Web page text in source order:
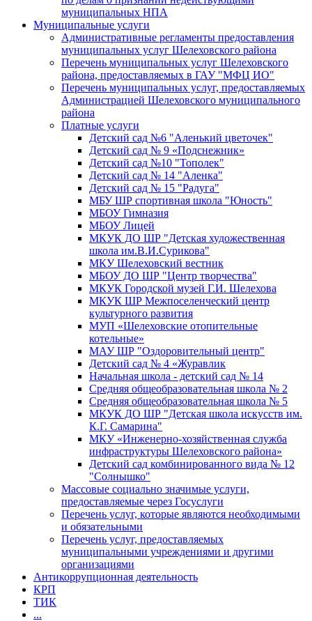
муниципальных НПА
Муниципальные услуги
Административные регламенты предоставления
муниципальных услуг Шелеховского района
Перечень муниципальных услуг Шелеховского
района, предоставляемых в ГАУ "МФЦ ИО"
Перечень муниципальных услуг, предоставляемых
Администрацией Шелеховского муниципального
района
Платные услуги
Детский сад №6 "Аленький цветочек"
Детский сад № 9 «Подснежник»
Детский сад №10 "Тополек"
Детский сад № 14 "Аленка"
Детский сад № 15 "Радуга"
МБУ ШР спортивная школа "Юность"
МБОУ Гимназия
МБОУ Лицей
МКУК ДО ШР "Детская художественная
школа им.В.И.Сурикова"
МКУ Шелеховский вестник
МБОУ ДО ШР "Центр творчества"
МКУК Городской музей Г.И. Шелехова
МКУК ШР Межпоселенческий центр
культурного развития
МУП «Шелеховские отопительные
котельные»
МАУ ШР "Оздоровительный центр"
Детский сад № 4 «Журавлик
Начальная школа - детский сад № 14
Средняя общеобразовательная школа № 2
Средняя общеобразовательная школа № 5
МКУК ДО ШР "Детская школа искусств им.
К.Г. Самарина"
МКУ «Инженерно-хозяйственная служба
инфраструктуры Шелеховского района»
Детский сад комбинированного вида № 12
"Солнышко"
Массовые социально значимые услуги,
предоставляемые через Госуслуги
Перечень услуг, которые являются необходимыми
и обязательными
Перечень услуг, предоставляемых
муниципальными учреждениями и другими
организациями
Антикоррупционная деятельность
КРП
ТИК
...